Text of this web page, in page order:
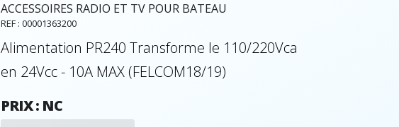
ACCESSOIRES RADIO ET TV POUR BATEAU
REF : 00001363200
Alimentation PR240 Transforme le 110/220Vca
en 24Vcc - 10A MAX (FELCOM18/19)
PRIX : NC